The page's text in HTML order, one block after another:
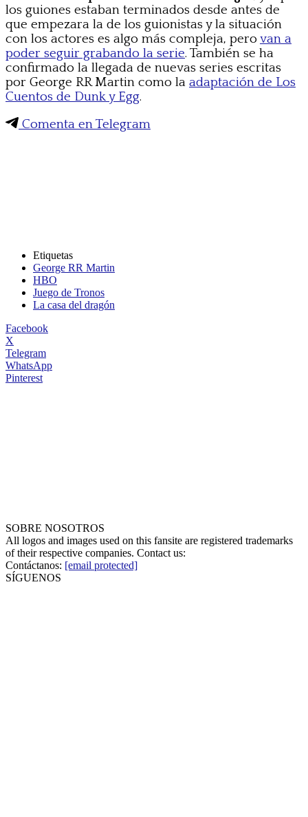
los guiones estaban terminados desde antes de
que empezara la de los guionistas y la situación
con los actores es algo más compleja, perovan a
poder seguir grabando la serie. También se ha
confirmado la llegada de nuevas series escritas
por George RR Martin como la adaptación de Los
Cuentos de Dunk y Egg.
Comenta en Telegram
Etiquetas
George RR Martin
HBO
Juego de Tronos
La casa del dragón
Facebook
X
Telegram
WhatsApp
Pinterest
SOBRE NOSOTROS
All logos and images used on this fansite are registered trademarks
of their respective companies. Contact us:
Contáctanos: [email protected]
SÍGUENOS